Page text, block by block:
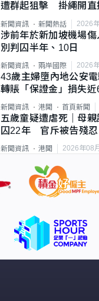
遭群起狙擊 掛繩開直
新聞資訊 新聞熱話 2026
涉前年於新加坡機場
別判囚半年、10日
新聞資訊 兩岸國際 2026
43歲主婦墮內地公安
轉賬「保證金」損失
新聞資訊 港聞 首頁新聞
五歲童疑遭虐死｜母親
囚22年 官斥被告殘忍
新聞資訊 港聞 2026年08